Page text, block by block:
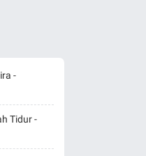
-
Tidur -